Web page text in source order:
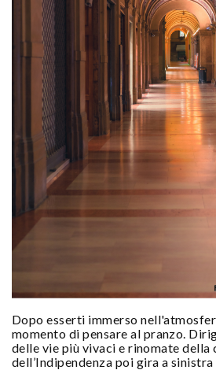
Dopo esserti immerso
momento di pensare al pranzo.
delle vie più vivaci e rinomate della
dell’Indipendenza poi gira a